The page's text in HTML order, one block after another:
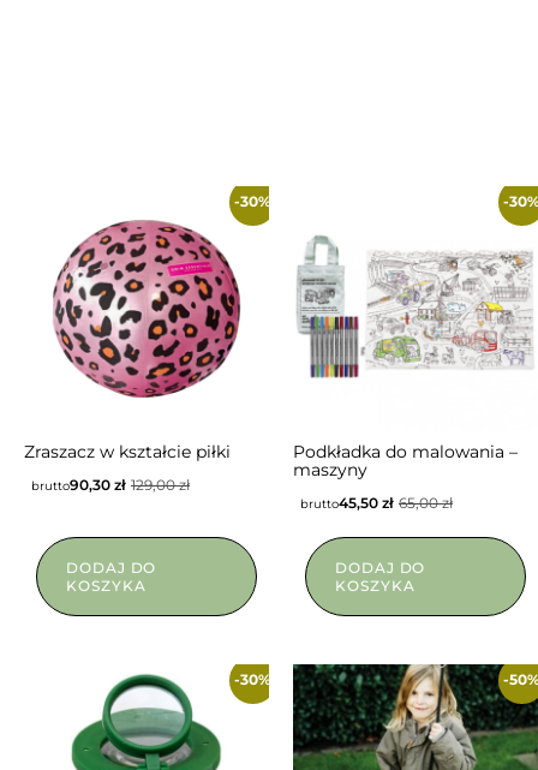
-30%
Zraszacz w kształcie piłki
129,00zł
90,30 zł
brutto
DODAJ DO
KOSZYKA
-
Podkładka do malowania –
maszyny
65,00zł
45,50 zł
brutto
DODAJ DO
KOSZYKA
-30% -